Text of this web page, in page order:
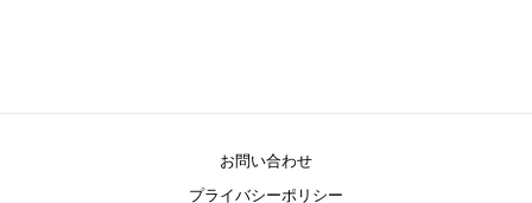
お問い合わせ
プライバシーポリシー